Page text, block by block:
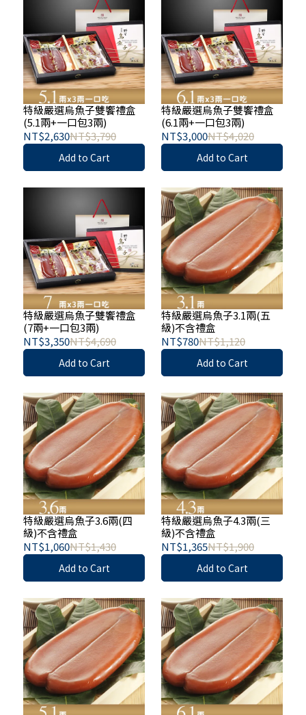
特級嚴選烏魚子雙饗禮盒
(5.1兩+一口包3兩)
NT$2,630NT$3,790
Add to Cart
特級嚴選烏魚子雙饗禮盒
(6.1兩+一口包3兩)
NT$3,000NT$4,020
Add to Cart
特級嚴選烏魚子雙饗禮盒
(7兩+一口包3兩)
NT$3,350NT$4,690
Add to Cart
特級嚴選烏魚子3.1兩(五
級)不含禮盒
NT$780NT$1,120
Add to Cart
特級嚴選烏魚子3.6兩(四
級)不含禮盒
NT$1,060NT$1,430
Add to Cart
特級嚴選烏魚子4.3兩(三
級)不含禮盒
NT$1,365NT$1,900
Add to Cart